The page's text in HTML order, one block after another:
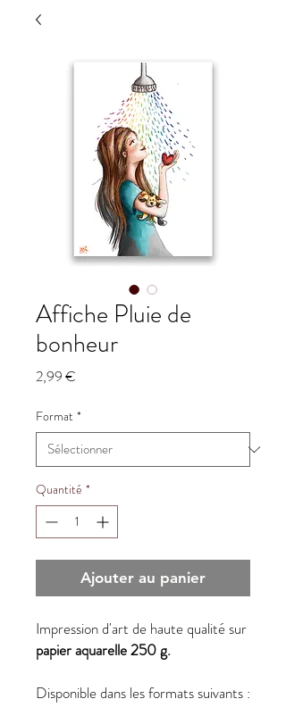
Affiche Pluie de
bonheur
2,99 €
Format *
Quantité *
Ajouter au panier
Impression d'art de haute qualité sur
papier aquarelle 250 g.
Disponible dans les formats suivants :